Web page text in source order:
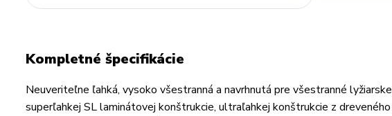
Kompletné špecifikácie
Neuveriteľne ľahká, vysoko všestranná a navrhnutá pre všestranné
superľahkej SL laminátovej konštrukcie, ultraľahkej konštrukcie z